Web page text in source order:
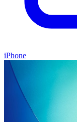
iPhone